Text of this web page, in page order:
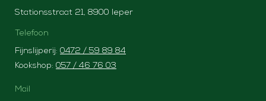
Stationsstraat 21, 8900 Ieper
Telefoon
Fijnslijperij: 0472 / 59 89 84
Kookshop: 057 / 46 76 03
Mail